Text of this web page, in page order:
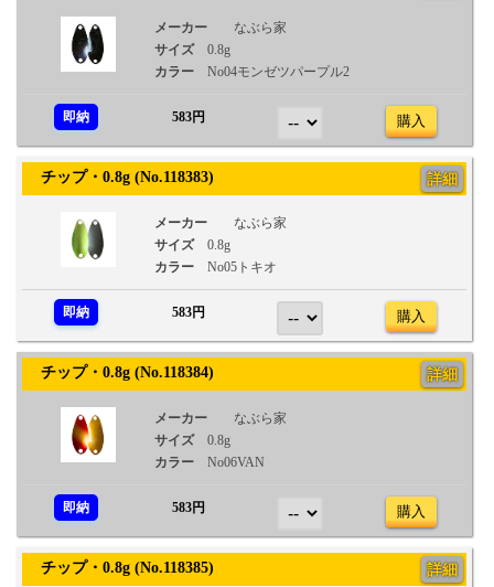
メーカー
なぶら家
サイズ
0.8g
カラー
No04モンゼツパープル2
即納 583円 購入
チップ・0.8g (No.118383) 詳細
メーカー
なぶら家
サイズ
0.8g
カラー
No05トキオ
即納 583円 購入
チップ・0.8g (No.118384) 詳細
メーカー
なぶら家
サイズ
0.8g
カラー
No06VAN
即納 583円 購入
チップ・0.8g (No.118385) 詳細